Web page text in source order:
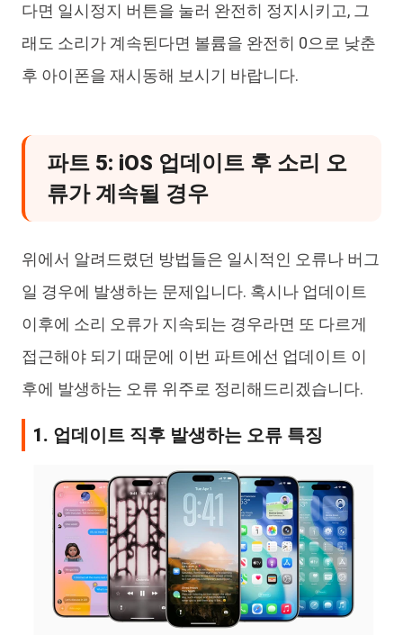
다면 일시정지 버튼을 눌러 완전히 정지시키고, 그
래도 소리가 계속된다면 볼륨을 완전히 0으로 낮춘
후 아이폰을 재시동해 보시기 바랍니다.
파트 5: iOS 업데이트 후 소리 오
류가 계속될 경우
위에서 알려드렸던 방법들은 일시적인 오류나 버그
일 경우에 발생하는 문제입니다. 혹시나 업데이트
이후에 소리 오류가 지속되는 경우라면 또 다르게
접근해야 되기 때문에 이번 파트에선 업데이트 이
후에 발생하는 오류 위주로 정리해드리겠습니다.
1. 업데이트 직후 발생하는 오류 특징